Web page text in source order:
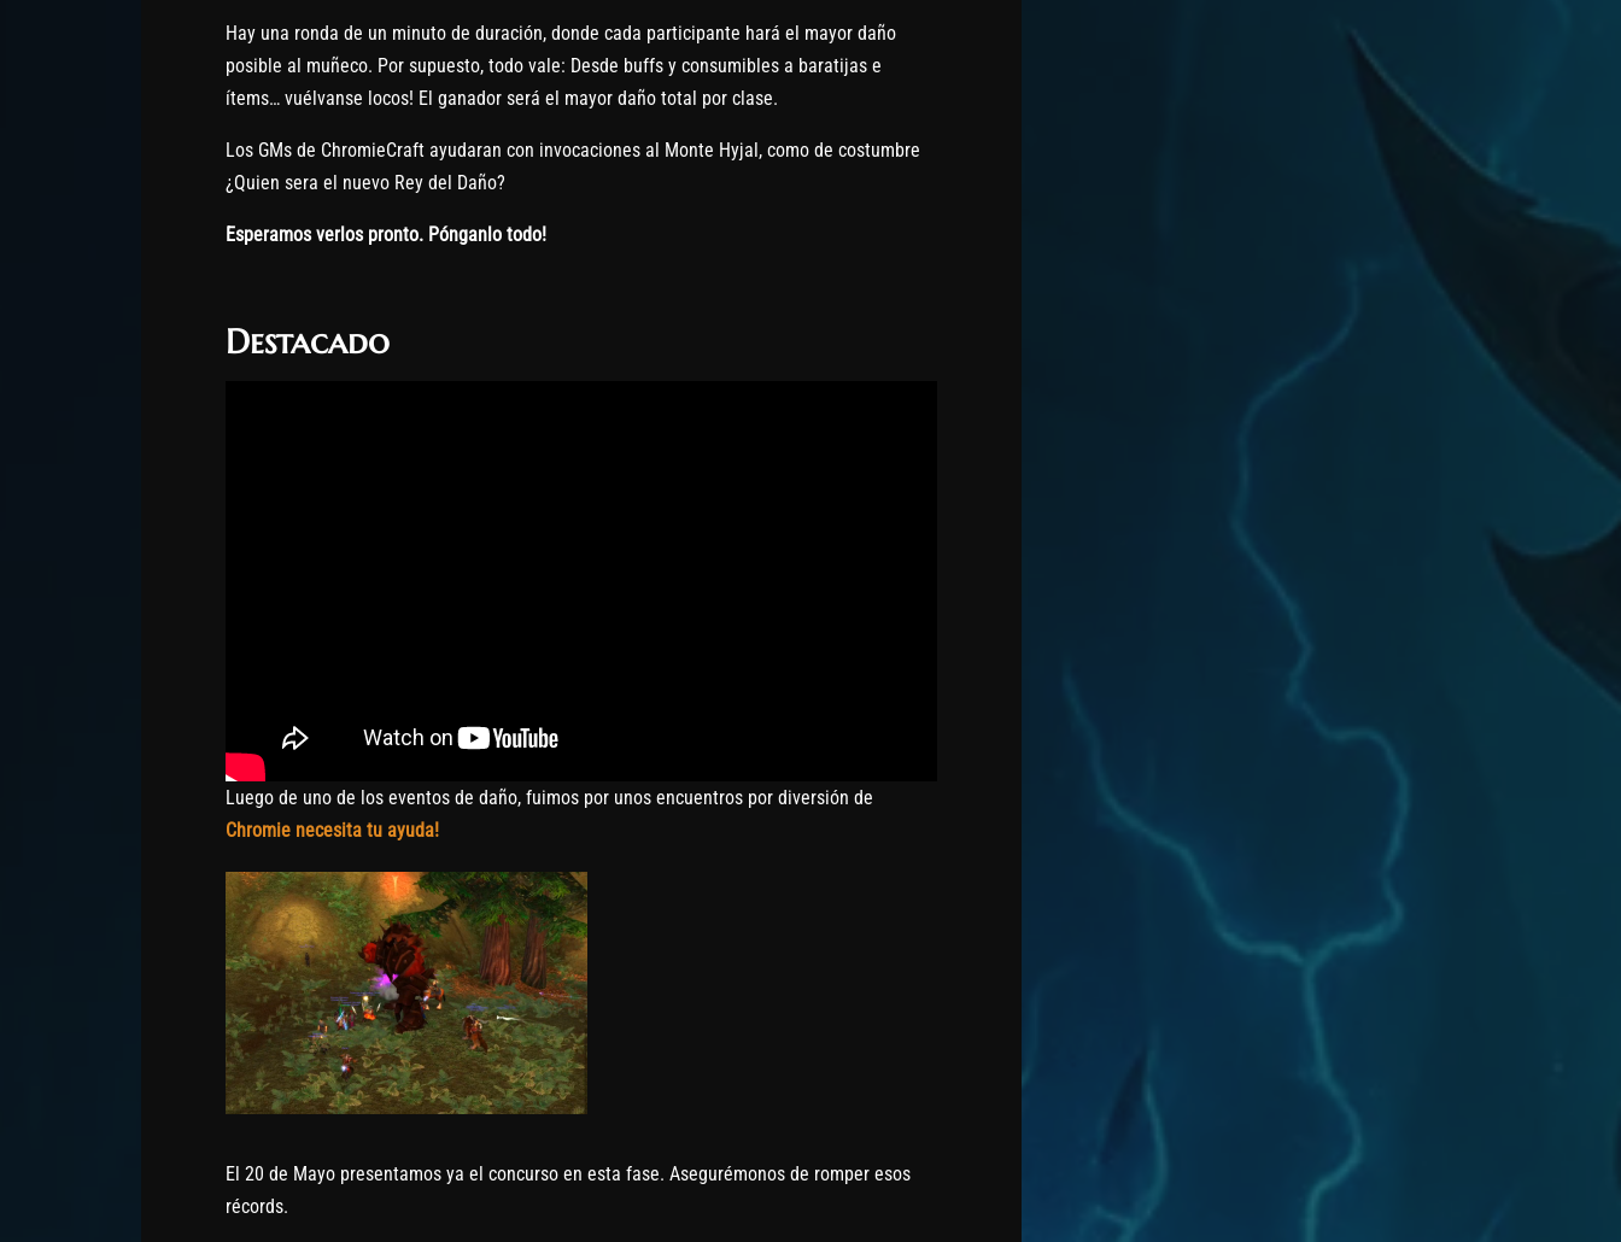
Hay una ronda de un minuto de duración, donde cada participante hará el mayor daño
posible al muñeco. Por supuesto, todo vale: Desde buffs y consumibles a baratijas e
ítems… vuélvanse locos! El ganador será el mayor daño total por clase.
Los GMs de ChromieCraft ayudaran con invocaciones al Monte Hyjal, como de costumbre
¿Quien sera el nuevo Rey del Daño?
Esperamos verlos pronto. Pónganlo todo!
Destacado
Luego de uno de los eventos de daño, fuimos por unos encuentros por diversión de
Chromie necesita tu ayuda!
El 20 de Mayo presentamos ya el concurso en esta fase. Asegurémonos de romper esos
récords.